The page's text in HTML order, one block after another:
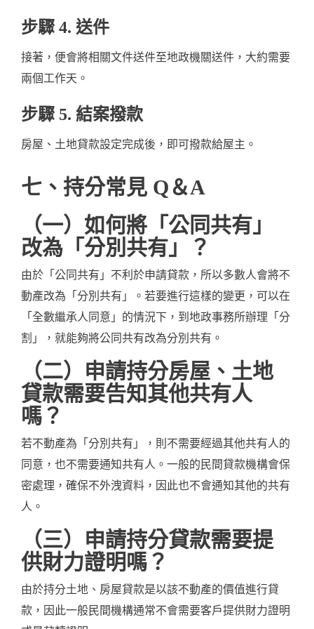
步驟 4. 送件
接著，便會將相關文件送件至地政機關送件，大約需要
兩個工作天。
步驟 5. 結案撥款
房屋、土地貸款設定完成後，即可撥款給屋主。
七、持分常見 Q＆A
（一）如何將「公同共有」
改為「分別共有」？
由於「公同共有」不利於申請貸款，所以多數人會將不
動產改為「分別共有」。若要進行這樣的變更，可以在
「全數繼承人同意」的情況下，到地政事務所辦理「分
割」，就能夠將公同共有改為分別共有。
（二）申請持分房屋、土地
貸款需要告知其他共有人
嗎？
若不動產為「分別共有」，則不需要經過其他共有人的
同意，也不需要通知共有人。一般的民間貸款機構會保
密處理，確保不外洩資料，因此也不會通知其他的共有
人。
（三）申請持分貸款需要提
供財力證明嗎？
由於持分土地、房屋貸款是以該不動產的價值進行貸
款，因此一般民間機構通常不會需要客戶提供財力證明